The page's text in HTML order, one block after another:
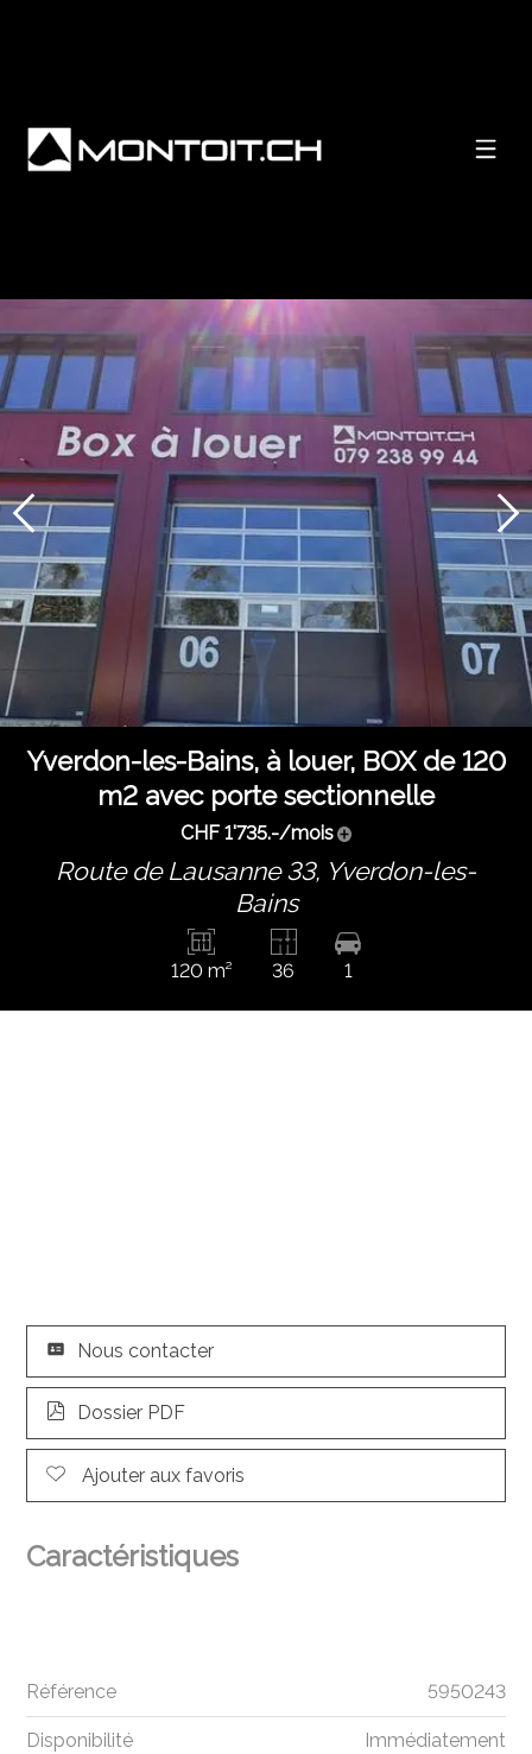
Yverdon-les-Bains, à louer, BOX de 120
m2 avec porte sectionnelle
CHF 1'735.-/mois
Route de Lausanne 33, Yverdon-les-
Bains
120 m² 36 1
Nous contacter
Dossier PDF
Ajouter aux favoris
Caractéristiques
Référence 5950243
Disponibilité Immédiatement